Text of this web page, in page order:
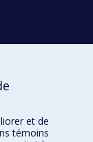
et de
témoins